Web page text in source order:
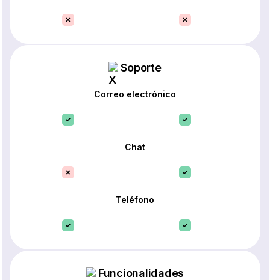
Soporte
Correo electrónico
Chat
Teléfono
Funcionalidades